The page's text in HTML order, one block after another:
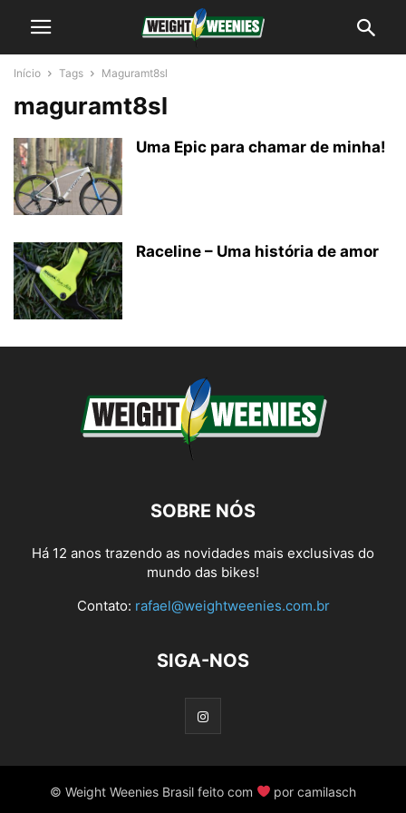
Início Tags Maguramt8sl
maguramt8sl
Uma Epic para chamar de minha!
Raceline – Uma história de amor
SOBRE NÓS
Há 12 anos trazendo as novidades mais exclusivas do
mundo das bikes!
Contato: rafael@weightweenies.com.br
SIGA-NOS
© Weight Weenies Brasil feito com por camilasch